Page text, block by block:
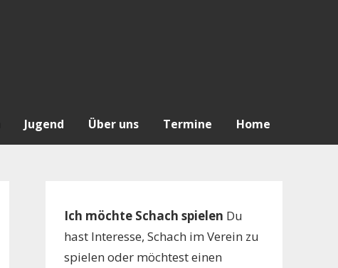
Jugend Über uns Termine Home
Ich möchte Schach spielen Du
hast Interesse, Schach im Verein zu
spielen oder möchtest einen